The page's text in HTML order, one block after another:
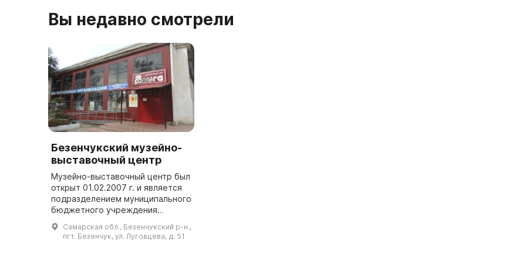
Вы недавно смотрели
Безенчукский музейно-
выставочный центр
Музейно-выставочный центр был
открыт 01.02.2007 г. и является
подразделением муниципального
бюджетного учреждения
культуры Безенчукского района.
Здесь предлагается
путешествие по семи залам:
Самарская обл., Безенчукский р-н.,
пгт. Безенчук, ул. Луговцева, д. 51